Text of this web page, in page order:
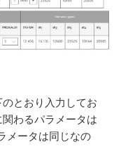
とおり入力してお
わるパラメータは
メータは同じなの